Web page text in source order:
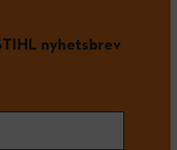
nyhetsbrev